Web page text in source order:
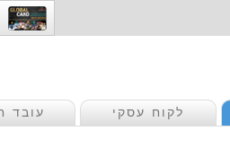
לקוח עסקי עובד